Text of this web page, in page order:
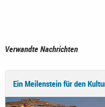
Verwandte Nachrichten
Ein Meilenstein für den